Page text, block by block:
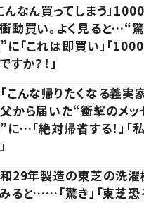
んなん買ってしまう」
動買い。よく見ると…“
に「これは即買い」「
すか？！」
こんな帰りたくなる義実家
から届いた“衝撃のメッ
に…「絶対帰省する！」「
29年製造の東芝の洗濯
ると……「驚き」「東芝恐